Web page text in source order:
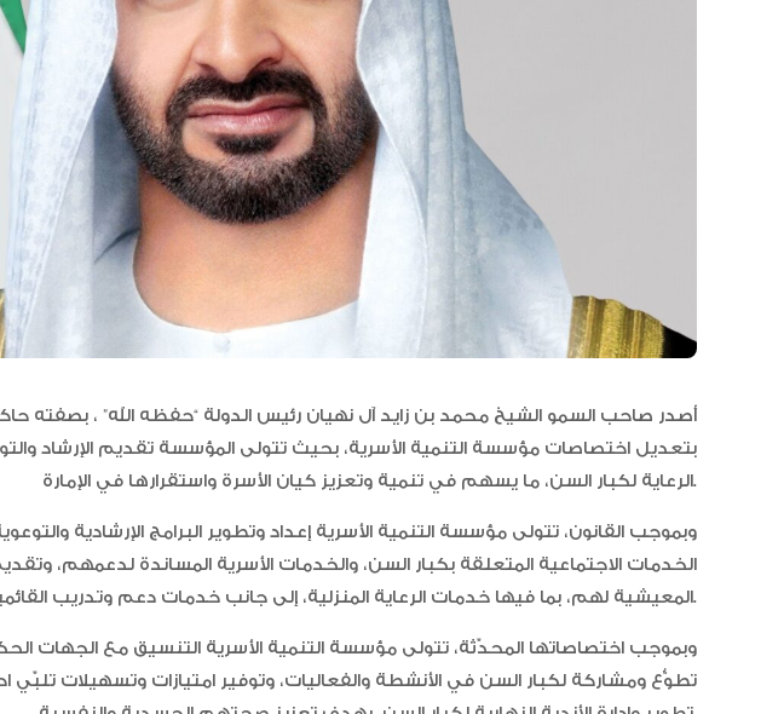
أصدر صاحب السمو الشيخ محمد بن زايد آل نهيان رئيس الدولة “حفظه الله” ، بصفته
بتعديل اختصاصات مؤسسة التنمية الأسرية، بحيث تتولى المؤسسة تقديم الإرشاد
الرعاية لكبار السن، ما يسهم في تنمية وتعزيز كيان الأسرة واستقرارها في الإمارة.
وبموجب القانون، تتولى مؤسسة التنمية الأسرية إعداد وتطوير البرامج الإرشادية
الخدمات الاجتماعية المتعلقة بكبار السن، والخدمات الأسرية المساندة لدعمهم،
المعيشية لهم، بما فيها خدمات الرعاية المنزلية، إلى جانب خدمات دعم وتدريب القائمين على رعاية كبار السن.
وبموجب اختصاصاتها المحدّثة، تتولى مؤسسة التنمية الأسرية التنسيق مع الجهات
تطوُّع ومشاركة لكبار السن في الأنشطة والفعاليات، وتوفير امتيازات وتسهيلات تلبّي